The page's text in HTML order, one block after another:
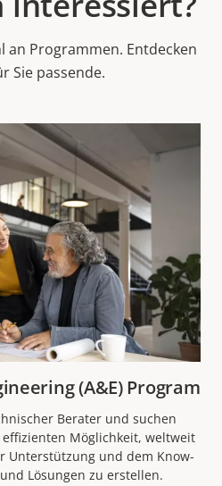
an Programmen. Entdecken
Sie passende.
(A&E) Program
Berater und suchen
Möglichkeit, weltweit
Unterstützung und dem Know-
Lösungen zu erstellen.